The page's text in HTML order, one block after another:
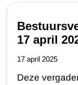
17 april
17 april 2025
Deze